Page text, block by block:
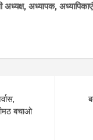
अध्यापक,
बचाओ